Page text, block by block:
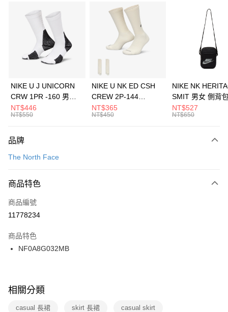
3 期 0 利率 每期 21家銀行
合作金庫商業銀行
第一商業銀行
華南商業銀行
彰化商業銀行
上海商業儲蓄銀行
元大商業銀行
台灣樂天信用卡公司
Apple Pay
全盈+PAY
AFTEE先享後付
【關於「AFTEE先享後付」】
便利好安心！
３．安心：先確認商品／服務後，再付款。
【「AFTEE先享後付」結帳流程】
１．於結帳方式選擇「AFTEE先享後付」後，將跳轉至「AFTEE先享後付」
２．訂單成立數日內，您將收到繳費通知簡訊。
３．收到繳費通知簡訊後14天內，點擊此簡訊中的連結，可透過四大超商／
ATM／網路銀行／等多元方式進行付款，方視為交易完成。
※ 交易是否成功請以「AFTEE先享後付 」之結帳頁面顯示為準，若有關於
是否繳費成功／繳費後需取消欲退款等相關疑問，請聯繫「AFTEE先享後付
客戶支援中心」
https://netprotections.freshdesk.com/support/home
運送方式
每筆NT$100，滿NT$1,500(含以上)免運費
宅配
每筆NT$100，滿NT$1,500(含以上)免運費
付款後門市自取
每筆NT$100，滿NT$1,500(含以上)免運費
NIKE U J UNICORN
CRW 1PR -160 男女
中統襪 FZ3393100
NT$446
NT$550
NIKE U NK ED CSH
CREW 2P-144
EMBRDY 男女 短統襪
FZ3073133
NT$365
NT$450
NIKE NK
SMIT 男女 側背
BA5871010
NT$527
NT$650
品牌
The North Face
商品特色
商品編號
11778234
商品特色
NF0A8G032MB
相關分類
casual 長裙 skirt 長裙 casual skirt